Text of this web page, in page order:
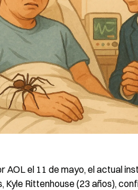
AOL el 11 de mayo, el actual
Kyle Rittenhouse (23 años),